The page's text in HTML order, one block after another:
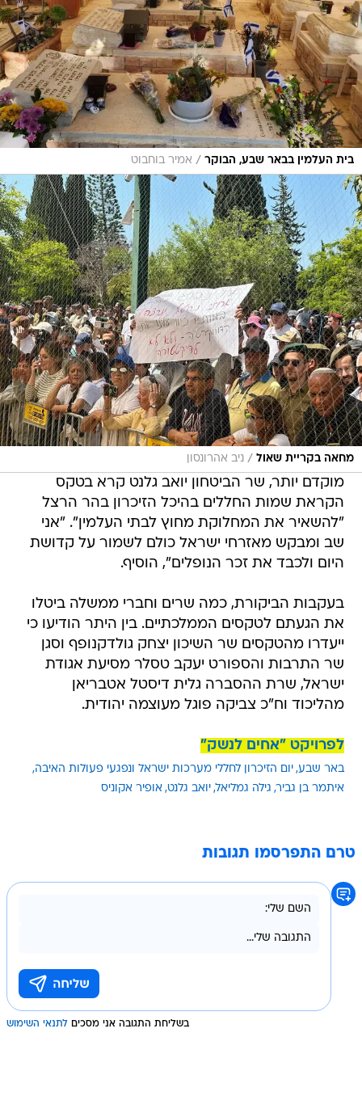
בית העלמין בבאר שבע, הבוקר / אמיר בוחבוט
מחאה בקריית שאול / ניב אהרונסון
מוקדם יותר, שר הביטחון יואב גלנט קרא בטקס
הקראת שמות החללים בהיכל הזיכרון בהר הרצל
"להשאיר את המחלוקת מחוץ לבתי העלמין". "אני
שב ומבקש מאזרחי ישראל כולם לשמור על קדושת
היום ולכבד את זכר הנופלים", הוסיף.
בעקבות הביקורת, כמה שרים וחברי ממשלה ביטלו
את הגעתם לטקסים הממלכתיים. בין היתר הודיעו כי
ייעדרו מהטקסים שר השיכון יצחק גולדקנופף וסגן
שר התרבות והספורט יעקב טסלר מסיעת אגודת
ישראל, שרת ההסברה גלית דיסטל אטבריאן
מהליכוד וח"כ צביקה פוגל מעוצמה יהודית.
לפרויקט "אחים לנשק"
באר שבע יום הזיכרון לחללי מערכות ישראל ונפגעי פעולות האיבה
איתמר בן גביר גילה גמליאל יואב גלנט אופיר אקוניס
טרם התפרסמו תגובות
בשליחת התגובה אני מסכים לתנאי השימוש